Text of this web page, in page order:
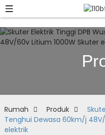
Rumah Produk
Tenghui Dewasa 60km/j
elektrik